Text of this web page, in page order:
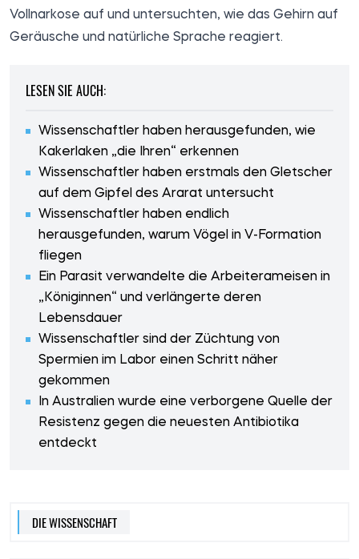
Vollnarkose auf und untersuchten, wie das Gehirn auf
Geräusche und natürliche Sprache reagiert.
LESEN SIE AUCH:
Wissenschaftler haben herausgefunden, wie
Kakerlaken „die Ihren“ erkennen
Wissenschaftler haben erstmals den Gletscher
auf dem Gipfel des Ararat untersucht
Wissenschaftler haben endlich
herausgefunden, warum Vögel in V-Formation
fliegen
Ein Parasit verwandelte die Arbeiterameisen in
„Königinnen“ und verlängerte deren
Lebensdauer
Wissenschaftler sind der Züchtung von
Spermien im Labor einen Schritt näher
gekommen
In Australien wurde eine verborgene Quelle der
Resistenz gegen die neuesten Antibiotika
entdeckt
DIE WISSENSCHAFT